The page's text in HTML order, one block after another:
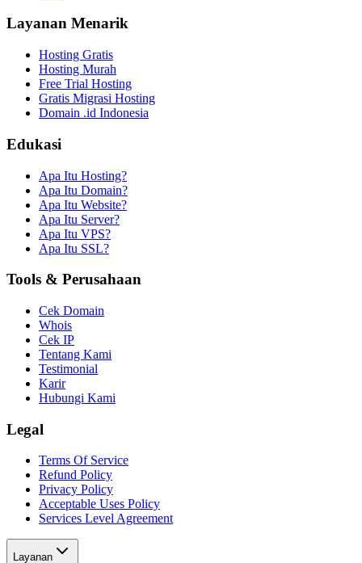
Layanan Menarik
Hosting Gratis
Hosting Murah
Free Trial Hosting
Gratis Migrasi Hosting
Domain .id Indonesia
Edukasi
Apa Itu Hosting?
Apa Itu Domain?
Apa Itu Website?
Apa Itu Server?
Apa Itu VPS?
Apa Itu SSL?
Tools & Perusahaan
Cek Domain
Whois
Cek IP
Tentang Kami
Testimonial
Karir
Hubungi Kami
Legal
Terms Of Service
Refund Policy
Privacy Policy
Acceptable Uses Policy
Services Level Agreement
Layanan